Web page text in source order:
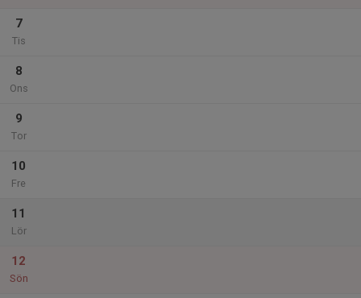
7
Tis
8
Ons
9
Tor
10
Fre
11
Lör
12
Sön